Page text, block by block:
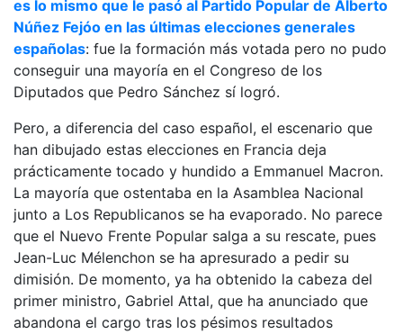
es lo mismo que le pasó al Partido Popular de Alberto
Núñez Fejóo en las últimas elecciones generales
españolas: fue la formación más votada pero no pudo
conseguir una mayoría en el Congreso de los
Diputados que Pedro Sánchez sí logró.
Pero, a diferencia del caso español, el escenario que
han dibujado estas elecciones en Francia deja
prácticamente tocado y hundido a Emmanuel Macron.
La mayoría que ostentaba en la Asamblea Nacional
junto a Los Republicanos se ha evaporado. No parece
que el Nuevo Frente Popular salga a su rescate, pues
Jean-Luc Mélenchon se ha apresurado a pedir su
dimisión. De momento, ya ha obtenido la cabeza del
primer ministro, Gabriel Attal, que ha anunciado que
abandona el cargo tras los pésimos resultados